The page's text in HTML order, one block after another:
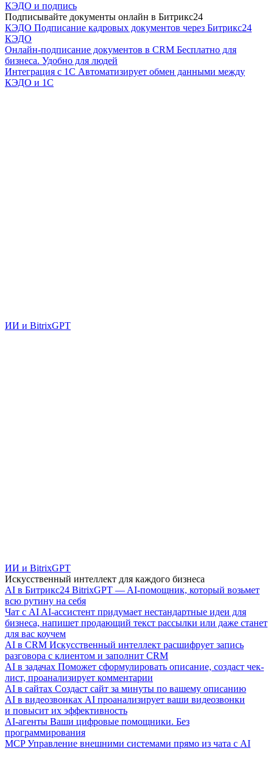
КЭДО и подпись
Подписывайте документы онлайн в Битрикс24
КЭДО Подписание кадровых документов через Битрикс24
КЭДО
Онлайн-подписание документов в CRM Бесплатно для
бизнеса. Удобно для людей
Интеграция с 1С Автоматизирует обмен данными между
КЭДО и 1С
ИИ и BitrixGPT
ИИ и BitrixGPT
Искусственный интеллект для каждого бизнеса
AI в Битрикс24 BitrixGPT — AI-помощник, который возьмет
всю рутину на себя
Чат с AI AI-ассистент придумает нестандартные идеи для
бизнеса, напишет продающий текст рассылки или даже станет
для вас коучем
AI в CRM Искусственный интеллект расшифрует запись
разговора с клиентом и заполнит CRM
AI в задачах Поможет сформулировать описание, создаст чек-
лист, проанализирует комментарии
AI в сайтах Создаст сайт за минуты по вашему описанию
AI в видеозвонках AI проанализирует ваши видеозвонки
и повысит их эффективность
AI-агенты Ваши цифровые помощники. Без
программирования
MCP Управление внешними системами прямо из чата с AI